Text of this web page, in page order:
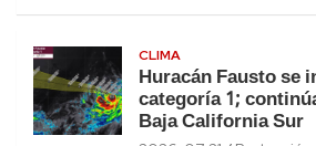
CLIMA
Huracán Fausto se
categoría 1;
Baja California Sur